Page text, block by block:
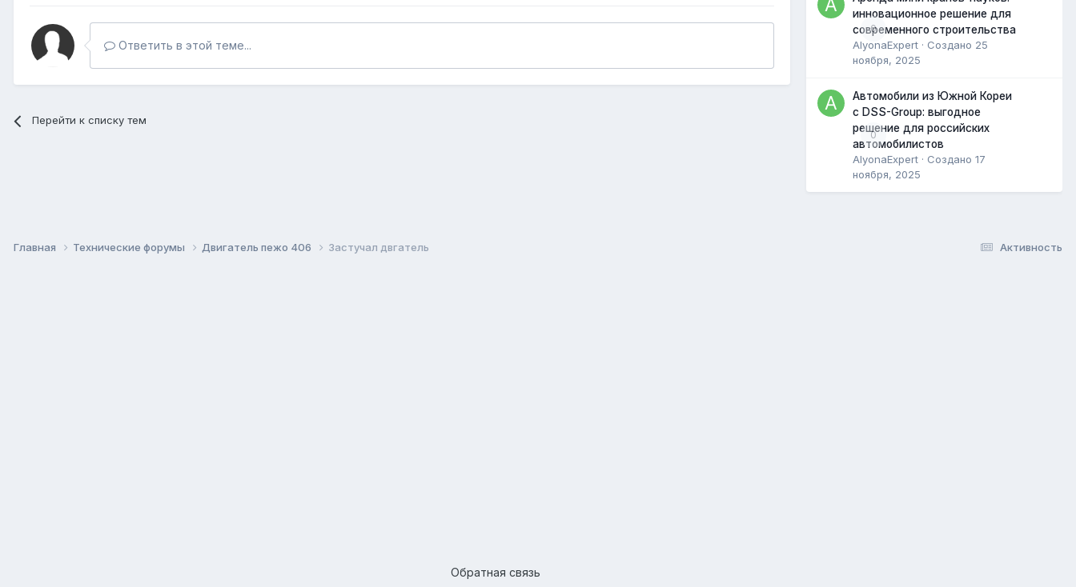
Ответить в этой теме...
Перейти к списку тем
0
инновационное решение для
современного строительства
AlyonaExpert · Создано 25
ноября, 2025
0
Автомобили из Южной Кореи
с DSS-Group: выгодное
решение для российских
автомобилистов
AlyonaExpert · Создано 17
ноября, 2025
Активность
Главная Технические форумы Двигатель пежо 406 Застучал двгатель
Обратная связь